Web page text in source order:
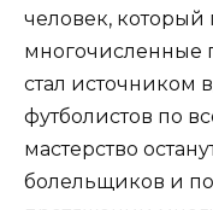
человек, который
многочисленные
стал источником
футболистов по
мастерство
болельщиков и